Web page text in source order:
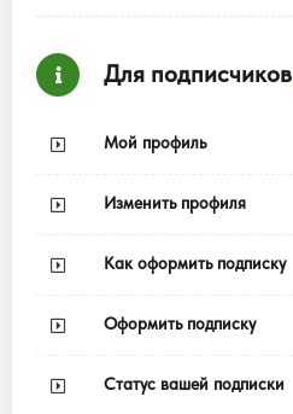
Для подписчиков
Мой профиль
Изменить профиля
Как оформить подписку
Оформить подписку
Статус вашей подписки